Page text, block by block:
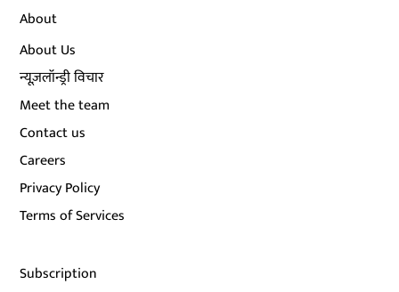
About
About Us
न्यूज़लॉन्ड्री विचार
Meet the team
Contact us
Careers
Privacy Policy
Terms of Services
Subscription